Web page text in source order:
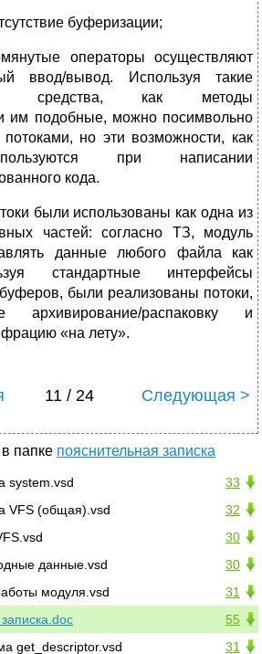
буферизации;
операторы осуществляют
ввод/вывод. Используя такие
средства, как методы
им подобные, можно посимвольно
потоками, но эти возможности, как
при написании
кода.
были использованы как одна из
частей: согласно ТЗ, модуль
данные любого файла как
стандартные интерфейсы
были реализованы потоки,
архивирование/распаковку и
«на лету».
11 / 24 Следующая >
папке пояснительная записка
33
system.vsd
32
VFS (общая).vsd
30
30
данные.vsd
31
модуля.vsd
55
31
get_descriptor.vsd